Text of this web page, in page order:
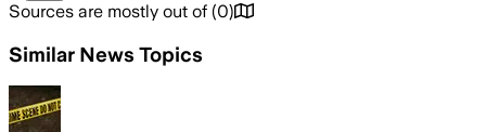
Sources are mostly out of (0)
Similar News Topics